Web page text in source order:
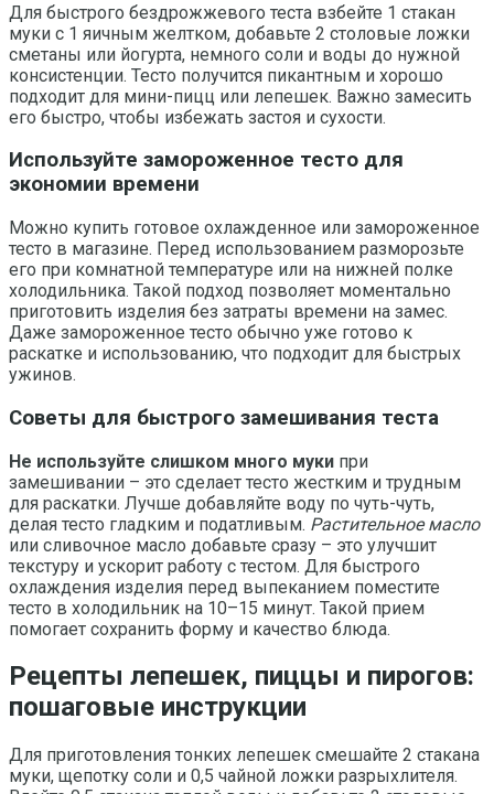
Для быстрого бездрожжевого теста взбейте 1 стакан
муки с 1 яичным желтком, добавьте 2 столовые ложки
сметаны или йогурта, немного соли и воды до нужной
консистенции. Тесто получится пикантным и хорошо
подходит для мини-пицц или лепешек. Важно замесить
его быстро, чтобы избежать застоя и сухости.
Используйте замороженное тесто для
экономии времени
Можно купить готовое охлажденное или замороженное
тесто в магазине. Перед использованием разморозьте
его при комнатной температуре или на нижней полке
холодильника. Такой подход позволяет моментально
приготовить изделия без затраты времени на замес.
Даже замороженное тесто обычно уже готово к
раскатке и использованию, что подходит для быстрых
ужинов.
Советы для быстрого замешивания теста
Не используйте слишком много муки при
замешивании – это сделает тесто жестким и трудным
для раскатки. Лучше добавляйте воду по чуть-чуть,
делая тесто гладким и податливым. Растительное масло
или сливочное масло добавьте сразу – это улучшит
текстуру и ускорит работу с тестом. Для быстрого
охлаждения изделия перед выпеканием поместите
тесто в холодильник на 10–15 минут. Такой прием
помогает сохранить форму и качество блюда.
Рецепты лепешек, пиццы и пирогов:
пошаговые инструкции
Для приготовления тонких лепешек смешайте 2 стакана
муки, щепотку соли и 0,5 чайной ложки разрыхлителя.